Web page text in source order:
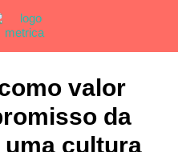
valor
da
uma cultura